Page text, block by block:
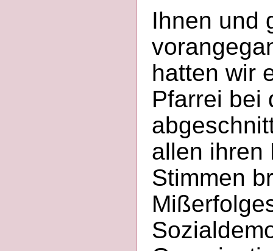
Ihnen und
hatten wir
Pfarrei bei
allen ihren
Stimmen